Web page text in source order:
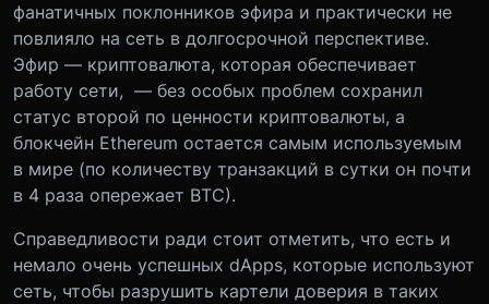
фанатичных поклонников эфира и практически не
повлияло на сеть в долгосрочной перспективе.
Эфир — криптовалюта, которая обеспечивает
работу сети, — без особых проблем сохранил
статус второй по ценности криптовалюты, а
блокчейн Ethereum остается самым используемым
в мире (по количеству транзакций в сутки он почти
в 4 раза опережает ВТС).
Справедливости ради стоит отметить, что есть и
немало очень успешных dApps, которые используют
сеть, чтобы разрушить картели доверия в таких